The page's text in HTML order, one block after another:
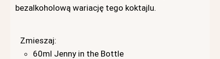
bezalkoholową wariację tego koktajlu.
Zmieszaj:
60ml Jenny in the Bottle